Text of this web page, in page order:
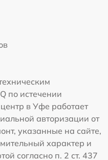
по истечении
в Уфе работает
авторизации от
указанные на сайте,
характер и
согласно п. 2 ст. 437